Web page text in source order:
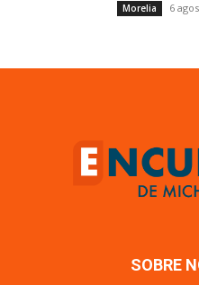
Morelia 6
SOBRE